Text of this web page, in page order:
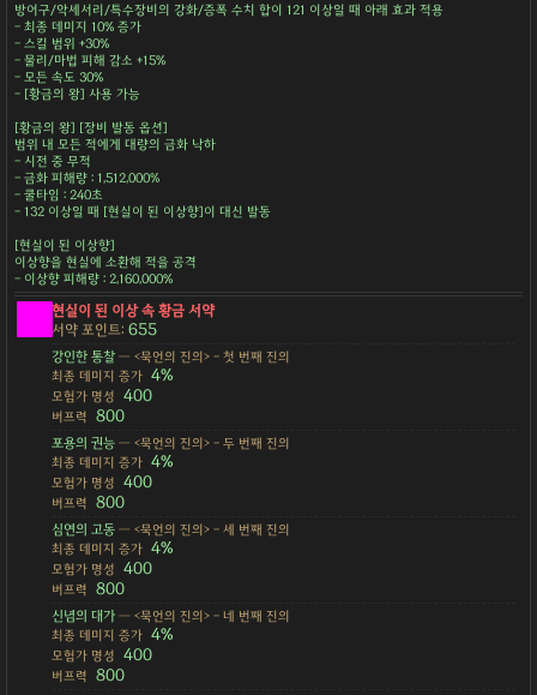
방어구/악세서리/특수장비의 강화/증폭 수치 합이 121 이상일 때 아래 효과 적용
- 최종 데미지 10% 증가
- 스킬 범위 +30%
- 물리/마법 피해 감소 +15%
- 모든 속도 30%
- [황금의 왕] 사용 가능
[황금의 왕] [장비 발동 옵션]
범위 내 모든 적에게 대량의 금화 낙하
- 시전 중 무적
- 금화 피해량 : 1,512,000%
- 쿨타임 : 240초
- 132 이상일 때 [현실이 된 이상향]이 대신 발동
[현실이 된 이상향]
이상향을 현실에 소환해 적을 공격
- 이상향 피해량 : 2,160,000%
현실이 된 이상 속 황금 서약
서약 포인트:655
강인한 통찰— <묵언의 진의> - 첫 번째 진의
최종 데미지 증가 4%
모험가 명성 400
버프력 800
포용의 권능— <묵언의 진의> - 두 번째 진의
최종 데미지 증가 4%
모험가 명성 400
버프력 800
심연의 고동— <묵언의 진의> - 세 번째 진의
최종 데미지 증가 4%
모험가 명성 400
버프력 800
신념의 대가— <묵언의 진의> - 네 번째 진의
최종 데미지 증가 4%
모험가 명성 400
버프력 800